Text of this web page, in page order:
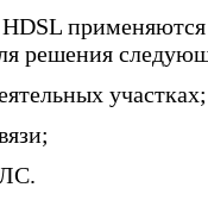
решения
участках;